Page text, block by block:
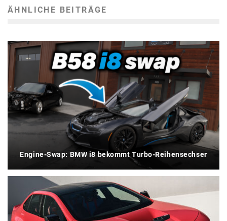
ÄHNLICHE BEITRÄGE
Engine-Swap: BMW i8 bekommt Turbo-Reihensechser